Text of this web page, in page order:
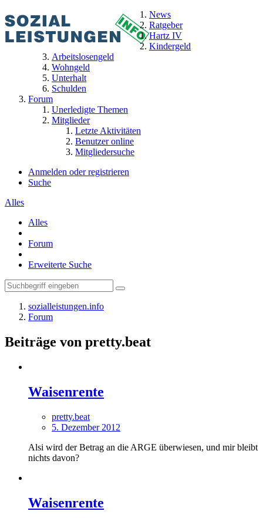
News
Ratgeber
Hartz IV
Kindergeld
Arbeitslosengeld
Wohngeld
Unterhalt
Schulden
Forum
Unerledigte Themen
Mitglieder
Letzte Aktivitäten
Benutzer online
Mitgliedersuche
Anmelden oder registrieren
Suche
Alles
Alles
Forum
Erweiterte Suche
sozialleistungen.info
Forum
Beiträge von pretty.beat
Waisenrente
pretty.beat
5. Dezember 2012
Alsi wird der Betrag an die ARGE überwiesen, und mir bleibt
nichts davon?
Waisenrente